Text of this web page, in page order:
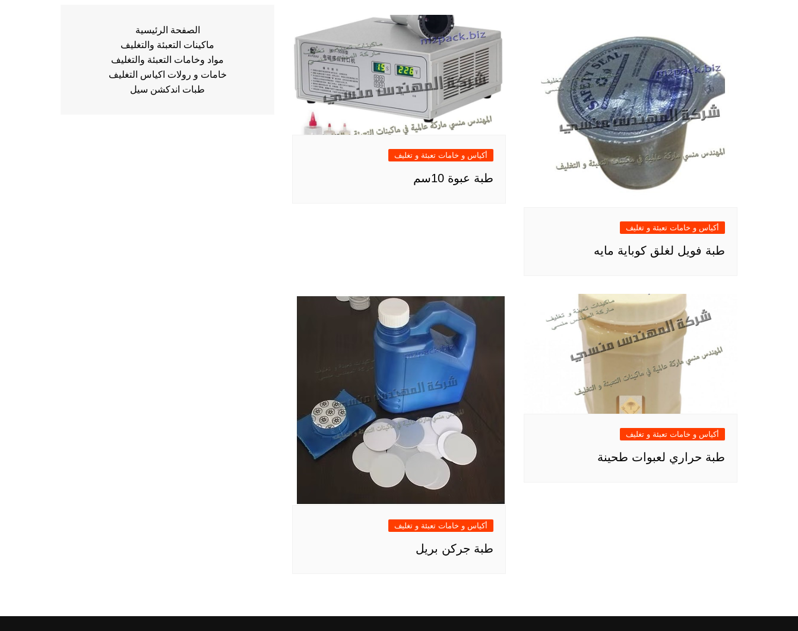
أكياس و خامات تعبئة و تغليف
طبة فويل لغلق كوباية مايه
أكياس و خامات تعبئة و تغليف
طبة عبوة 10سم
أكياس و خامات تعبئة و تغليف
طبة حراري لعبوات طحينة
أكياس و خامات تعبئة و تغليف
طبة جركن بريل
الصفحة الرئيسية
ماكينات التعبئة والتغليف
مواد وخامات التعبئة والتغليف
خامات و رولات اكياس التغليف
طبات اندكشن سيل